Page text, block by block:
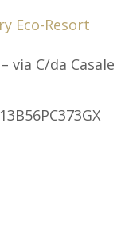
via C/da Casale